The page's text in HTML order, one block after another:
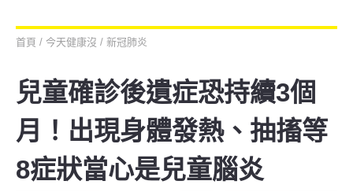
首頁 / 今天健康沒 / 新冠肺炎
兒童確診後遺症恐持續3個
月！出現身體發熱、抽搐等
8症狀當心是兒童腦炎